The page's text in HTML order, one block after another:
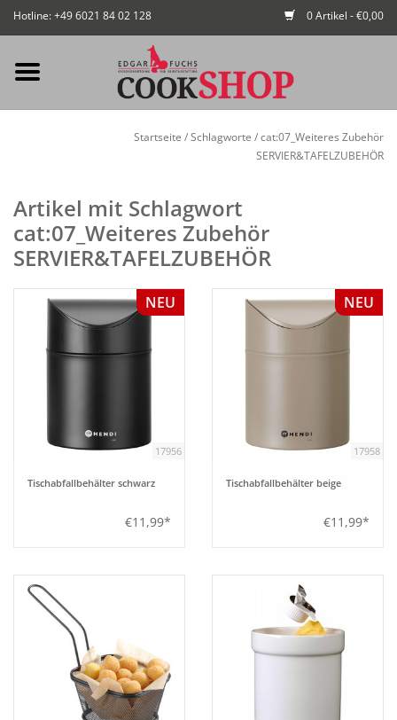
Hotline: +49 6021 84 02 128 0 Artikel - €0,00
NEU
Gedeckter Tisch
Aufsteller
Einrichtung
Berufsbekleidung
Startseite /Schlagworte /cat:07_Weiteres Zubehör
SERVIER&TAFELZUBEHÖR
Artikel mit Schlagwort
cat:07_Weiteres Zubehör
SERVIER&TAFELZUBEHÖR
NEU
17956
Tischabfallbehälter schwarz
€11,99*
NEU
17958
Tischabfallbehälter beige
€11,99*